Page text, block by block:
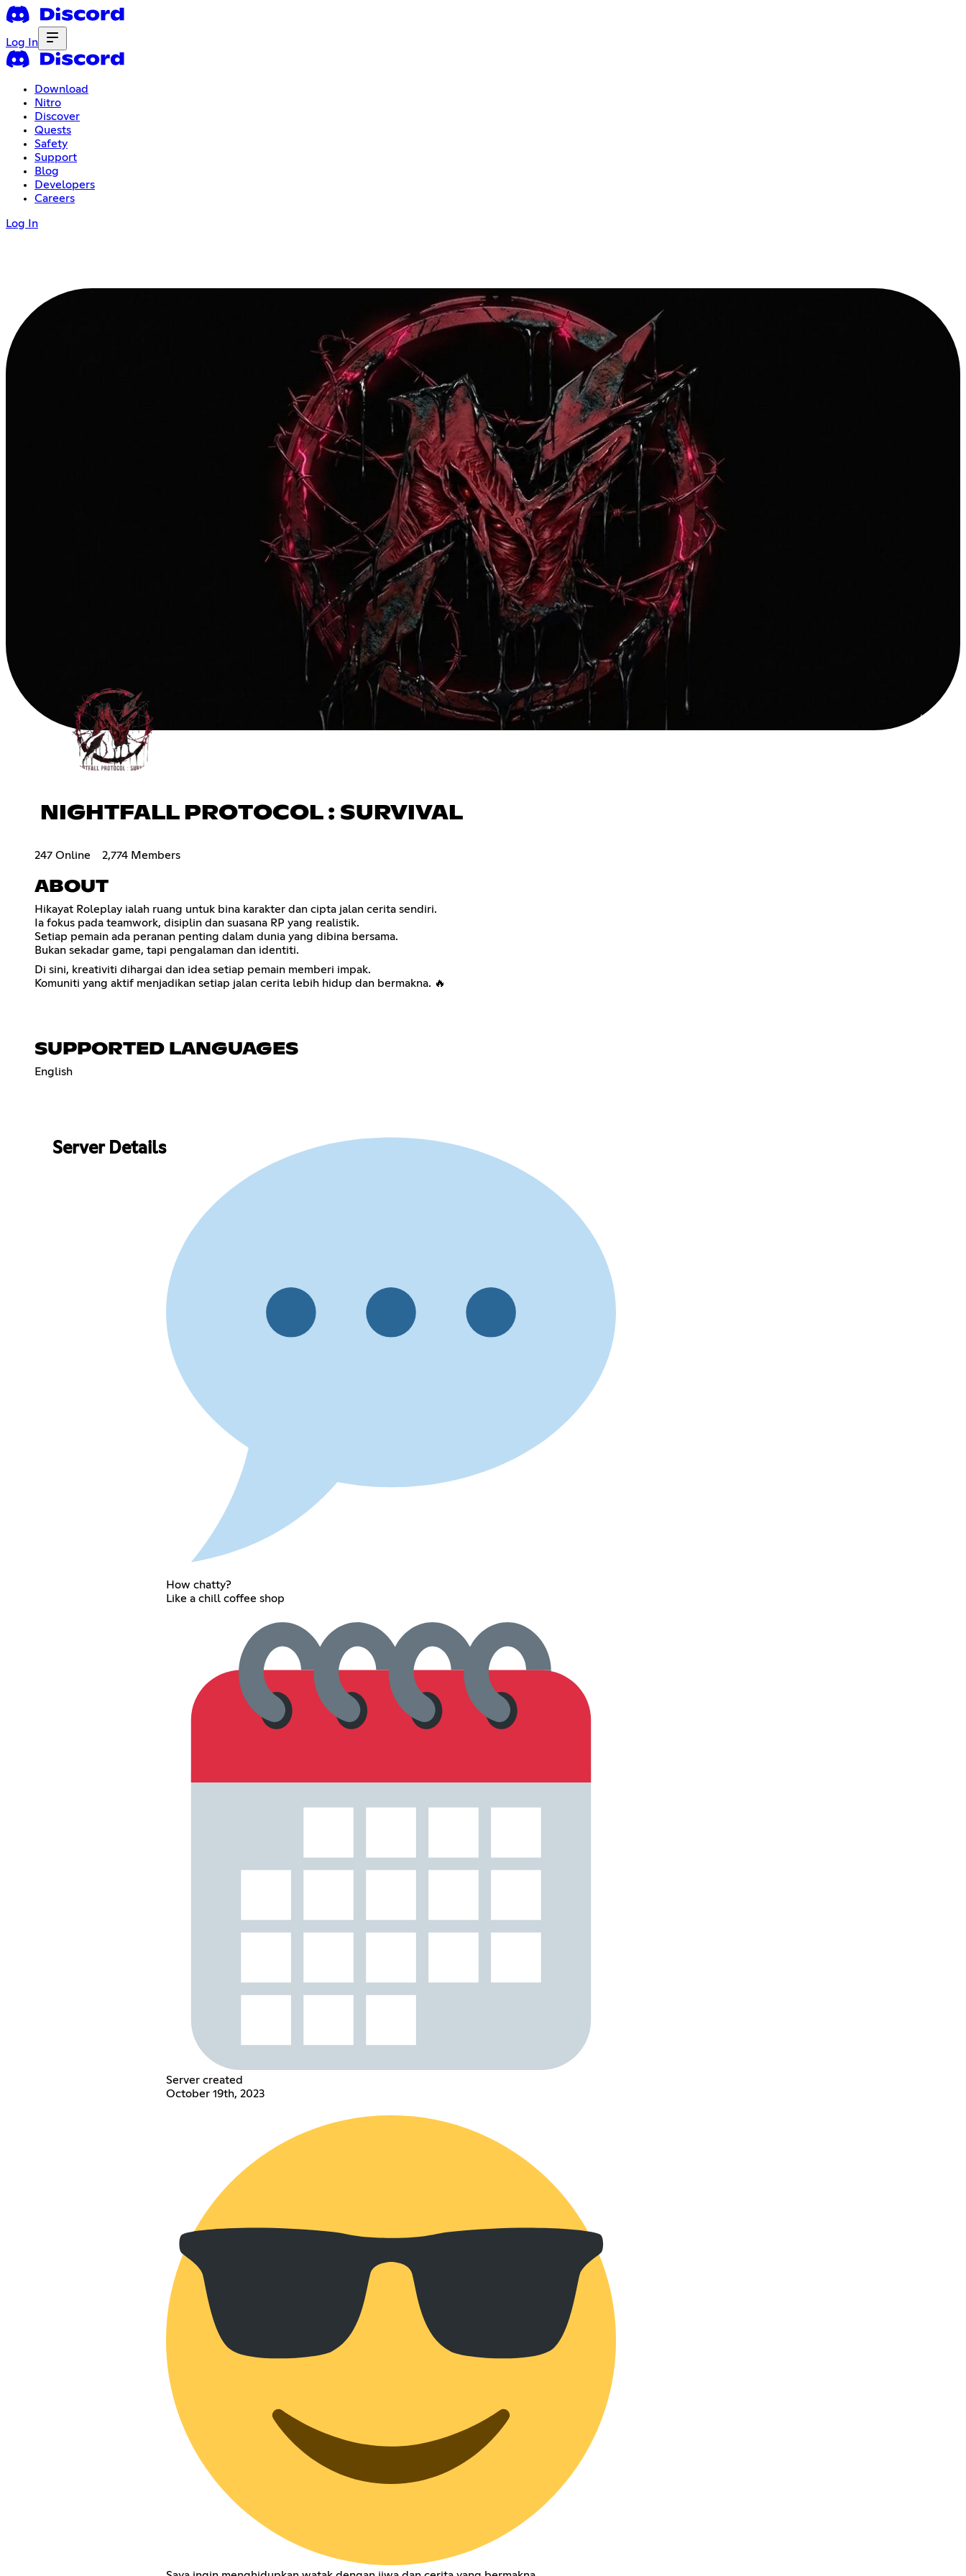
Log In
Download
Nitro
Discover
Quests
Safety
Support
Blog
Developers
Careers
Log In
NIGHTFALL PROTOCOL : SURVIVAL
247 Online 2,774 Members
ABOUT
Hikayat Roleplay ialah ruang untuk bina karakter dan cipta jalan cerita sendiri.
Ia fokus pada teamwork, disiplin dan suasana RP yang realistik.
Setiap pemain ada peranan penting dalam dunia yang dibina bersama.
Bukan sekadar game, tapi pengalaman dan identiti.
Di sini, kreativiti dihargai dan idea setiap pemain memberi impak.
Komuniti yang aktif menjadikan setiap jalan cerita lebih hidup dan bermakna. 🔥
SUPPORTED LANGUAGES
English
Server Details
How chatty?
Like a chill coffee shop
Server created
October 19th, 2023